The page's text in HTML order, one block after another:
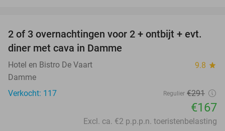
43%
2 of 3 overnachtingen voor 2 + ontbijt + evt.
diner met cava in Damme
Hotel en Bistro De Vaart 9.8 star
Damme
Verkocht: 117
Regulier €291
€167
Excl. ca. €2 p.p.p.n. toeristenbelasting